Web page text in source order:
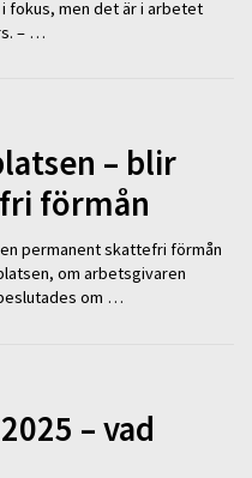
fokus, men det är i arbetet
– …
– blir
förmån
permanent skattefri förmån
om arbetsgivaren
om …
– vad